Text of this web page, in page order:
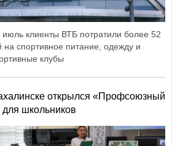
клиенты ВТБ потратили более 52
на спортивное питание, одежду и
клубы
открылся «Профсоюзный
для школьников